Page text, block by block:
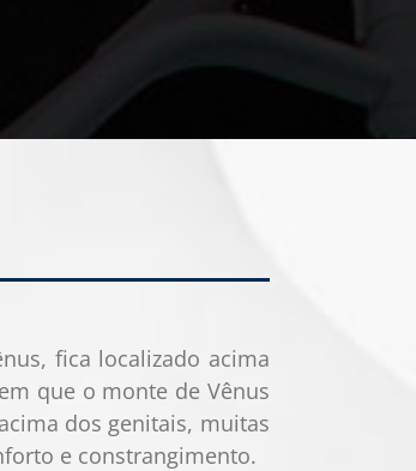
fica localizado acima
que o monte de Vênus
dos genitais, muitas
e constrangimento.